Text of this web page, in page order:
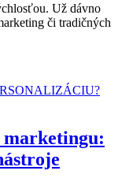
Už dávno
či tradičných
marketingu: